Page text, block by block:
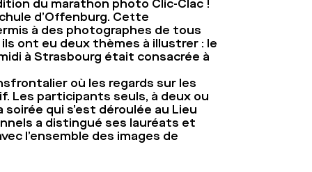
du marathon photo Clic-Clac !
d’Offenburg. Cette
à des photographes de tous
ont eu deux thèmes à illustrer : le
à Strasbourg était consacrée à
où les regards sur les
Les participants seuls, à deux ou
qui s’est déroulée au Lieu
a distingué ses lauréats et
l’ensemble des images de